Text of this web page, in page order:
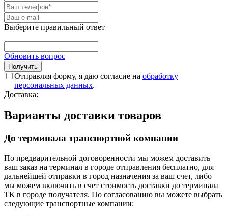
Выберите правильный ответ
Обновить вопрос
Отправляя форму, я даю согласие на обработку
персональных данных.
Доставка:
Варианты доставки товаров
До терминала транспортной компании
По предварительной договоренности мы можем доставить
ваш заказ на терминал в городе отправления бесплатно, для
дальнейшей отправки в город назначения за ваш счет, либо
мы можем включить в счет стоимость доставки до терминала
ТК в городе получателя. По согласованию вы можете выбрать
следующие транспортные компании: